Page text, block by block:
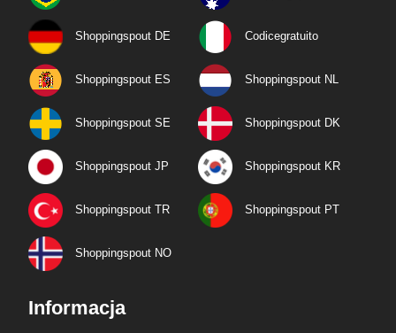
Shoppingspout DE Codicegratuito
Shoppingspout ES Shoppingspout NL
Shoppingspout SE Shoppingspout DK
Shoppingspout JP Shoppingspout KR
Shoppingspout TR Shoppingspout PT
Shoppingspout NO
Informacja